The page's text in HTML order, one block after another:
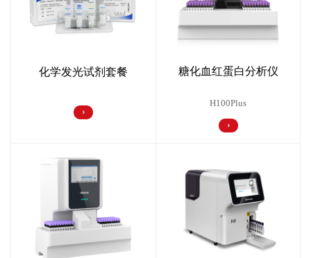
化学发光试剂套餐 糖化血红蛋白分析仪
H100Plus